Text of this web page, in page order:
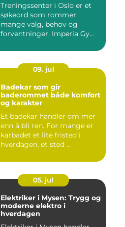
Treningssenter i Oslo er et
søkeord som rommer
mange valg, behov og
forventninger. Imperia Gy...
09. jul
Badekar som gir
baderommet både komfort
og karakter
Et badekar handler om mer
enn å bli ren. For mange er
karbadet et lite fristed i
hverdagen, et sted ...
05. jul
Elektriker i Mysen: Trygg og
moderne elektro i
hverdagen